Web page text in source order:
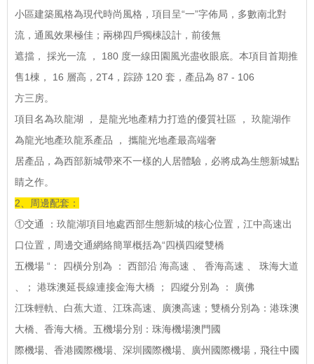
小區建築風格為現代時尚風格，項目呈“一”字佈局，多數南北對
流，通風效果極佳；兩梯四戶獨棟設計，前後無
遮擋， 採光一流 ， 180 度一線田園風光盡收眼底。本項目首期推
售1棟， 16 層高，2T4，踪跡 120 套，產品為 87 - 106
方三房。
項目名為玖龍湖 ， 是龍光地產精力打造的優質社區 ， 玖龍湖作
為龍光地產玖龍系產品 ， 攜龍光地產最高端奢
居產品，為西部新城帶來不一樣的人居體驗，必將成為生態新城點
睛之作。
2、周邊配套：
①交通 ：玖龍湖項目地處西部生態新城的核心位置，江中高速出
口位置，周邊交通網絡簡單概括為“四橫四縱雙橋
五機場 “： 四橫分別為 ： 西部沿 海高速 、 香海高速 、 珠海大道
、； 港珠澳延長線連接金海大橋 ； 四縱分別為 ： 廣佛
江珠輕軌、白蕉大道、江珠高速、廣澳高速；雙橋分別為：港珠澳
大橋、香海大橋。五機場分別：珠海機場澳門國
際機場、香港國際機場、深圳國際機場、廣州國際機場，飛往中國